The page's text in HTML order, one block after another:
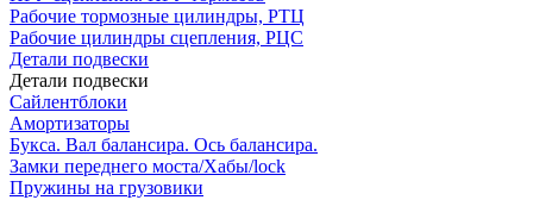
Рабочие тормозные цилиндры, РТЦ
Рабочие цилиндры сцепления, РЦС
Детали подвески
Детали подвески
Cайлентблоки
Амортизаторы
Букса. Вал балансира. Ось балансира.
Замки переднего моста/Хабы/lock
Пружины на грузовики